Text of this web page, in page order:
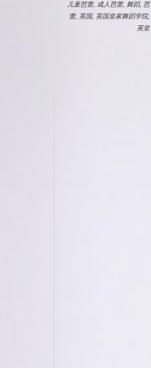
儿童芭蕾, 成人芭蕾, 舞蹈, 芭
蕾, 英国, 英国皇家舞蹈学院,
英皇